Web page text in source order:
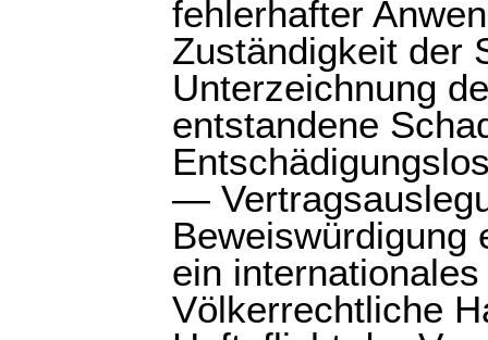
fehlerhafter
Zuständigkeit der
Unterzeichnung
entstandene
—
Beweiswürdigung
ein
Völkerrechtliche